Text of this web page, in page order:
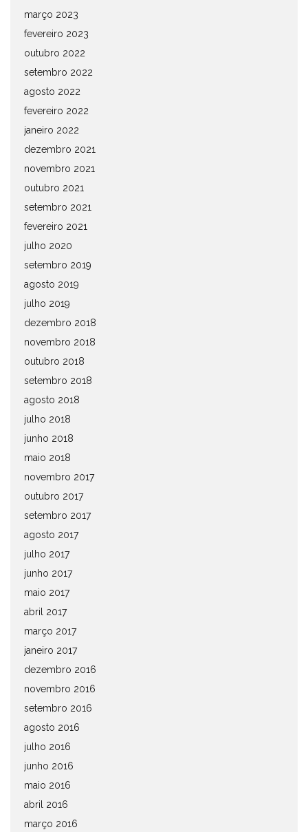
março 2023
fevereiro 2023
outubro 2022
setembro 2022
agosto 2022
fevereiro 2022
janeiro 2022
dezembro 2021
novembro 2021
outubro 2021
setembro 2021
fevereiro 2021
julho 2020
setembro 2019
agosto 2019
julho 2019
dezembro 2018
novembro 2018
outubro 2018
setembro 2018
agosto 2018
julho 2018
junho 2018
maio 2018
novembro 2017
outubro 2017
setembro 2017
agosto 2017
julho 2017
junho 2017
maio 2017
abril 2017
março 2017
janeiro 2017
dezembro 2016
novembro 2016
setembro 2016
agosto 2016
julho 2016
junho 2016
maio 2016
abril 2016
março 2016